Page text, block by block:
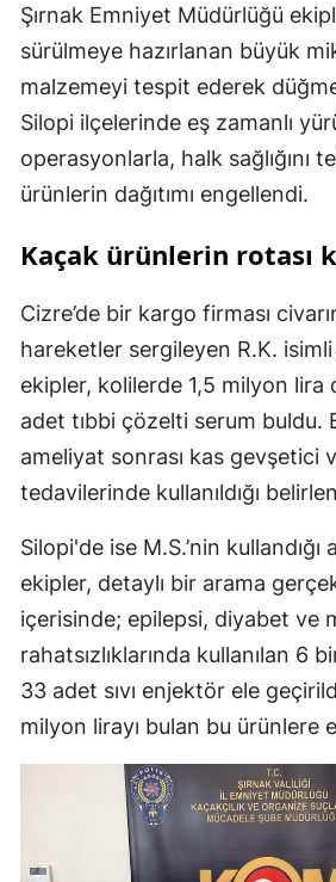
Şırnak Emniyet Müdürlüğü
sürülmeye hazırlanan büyük
malzemeyi tespit ederek
Silopi ilçelerinde eş zamanlı
operasyonlarla, halk sağlığını
ürünlerin dağıtımı engellendi.
Kaçak ürünlerin rotası
Cizre’de bir kargo firması
hareketler sergileyen R.K. isimli
ekipler, kolilerde 1,5 milyon lira
adet tıbbi çözelti serum buldu.
ameliyat sonrası kas gevşetici
tedavilerinde kullanıldığı
Silopi'de ise M.S.’nin kullandığı
ekipler, detaylı bir arama
içerisinde; epilepsi, diyabet ve
rahatsızlıklarında kullanılan 6
33 adet sıvı enjektör ele
milyon lirayı bulan bu ürünlere